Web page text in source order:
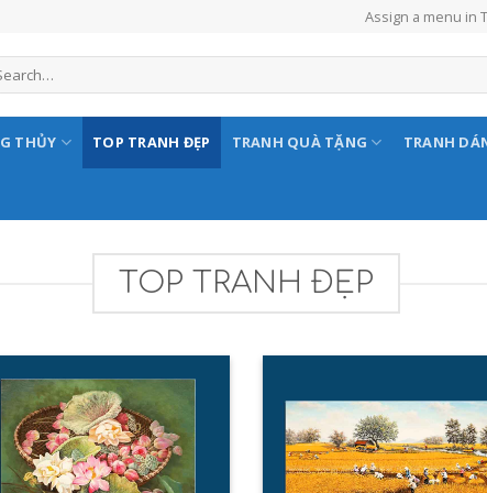
Assign a menu in
THỦY TOP TRANH ĐẸP TRANH QUÀ TẶNG TRANH
TOP TRANH ĐẸP